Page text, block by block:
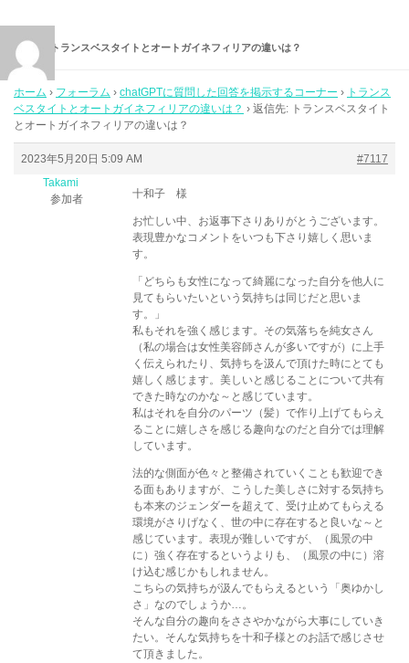
返信先: トランスベスタイトとオートガイネフィリアの違いは？
ホーム › フォーラム › chatGPTに質問した回答を掲示するコーナー › トランス
ベスタイトとオートガイネフィリアの違いは？ › 返信先: トランスベスタイト
とオートガイネフィリアの違いは？
2023年5月20日 5:09 AM
#7117
Takami
参加者
十和子 様
お忙しい中、お返事下さりありがとうございます。
表現豊かなコメントをいつも下さり嬉しく思いま
す。
「どちらも女性になって綺麗になった自分を他人に
見てもらいたいという気持ちは同じだと思いま
す。」
私もそれを強く感じます。その気落ちを純女さん
（私の場合は女性美容師さんが多いですが）に上手
く伝えられたり、気持ちを汲んで頂けた時にとても
嬉しく感じます。美しいと感じることについて共有
できた時なのかな～と感じています。
私はそれを自分のパーツ（髪）で作り上げてもらえ
ることに嬉しさを感じる趣向なのだと自分では理解
しています。
法的な側面が色々と整備されていくことも歓迎でき
る面もありますが、こうした美しさに対する気持ち
も本来のジェンダーを超えて、受け止めてもらえる
環境がさりげなく、世の中に存在すると良いな～と
感じています。表現が難しいですが、（風景の中
に）強く存在するというよりも、（風景の中に）溶
け込む感じかもしれません。
こちらの気持ちが汲んでもらえるという「奥ゆかし
さ」なのでしょうか…。
そんな自分の趣向をささやかながら大事にしていき
たい。そんな気持ちを十和子様とのお話で感じさせ
て頂きました。